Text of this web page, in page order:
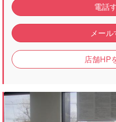
電話
メール
店舗HP